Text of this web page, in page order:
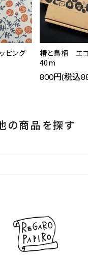
ピング
椿と鳥柄 エ
40m
800円(税込
の商品を探す